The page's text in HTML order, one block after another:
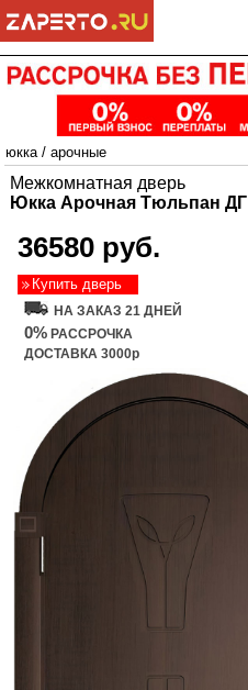
юкка/ арочные
Межкомнатная дверь
Юкка Арочная Тюльпан ДГ
36580 руб.
Купить дверь
НА ЗАКАЗ 21 ДНЕЙ
0% РАССРОЧКА
ДОСТАВКА 3000р